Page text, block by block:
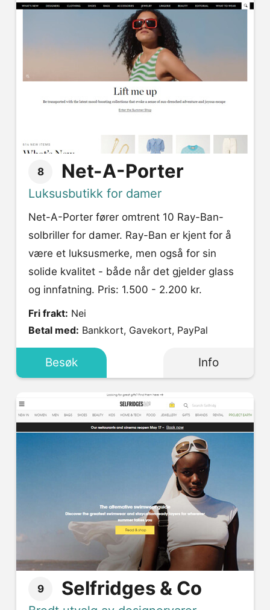
8 Net-A-Porter
Luksusbutikk for damer
Net-A-Porter fører omtrent 10 Ray-Ban-
solbriller for damer. Ray-Ban er kjent for å
være et luksusmerke, men også for sin
solide kvalitet - både når det gjelder glass
og innfatning. Pris: 1.500 - 2.200 kr.
Fri frakt: Nei
Betal med: Bankkort, Gavekort, PayPal
Besøk Info
9 Selfridges & Co